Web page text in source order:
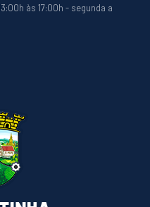
às 17:00h - segunda a